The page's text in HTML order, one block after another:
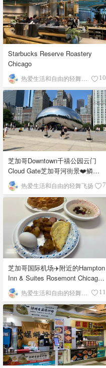
Starbucks Reserve Roastery
Chicago
10
芝加哥Downtown千禧公园云门
Cloud Gate芝加哥河街景❤️鳞次
栉比的高楼
热爱生活和自由的轻舞飞扬 7
芝加哥国际机场✈️附近的Hampton
Inn & Suites Rosemont Chicago
O'Hare自助早餐
11